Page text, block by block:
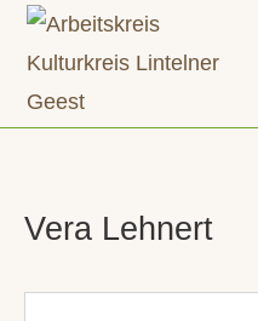
Zum
springen
Vera Lehnert